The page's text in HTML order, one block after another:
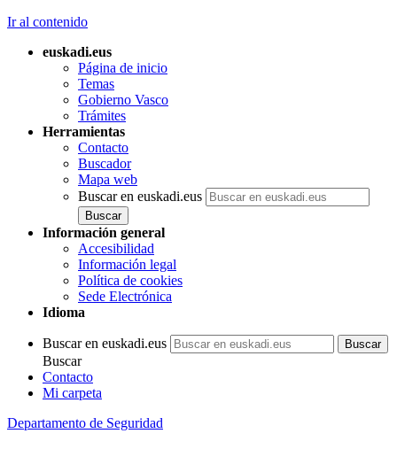
Ir al contenido
euskadi.eus
Página de inicio
Temas
Gobierno Vasco
Trámites
Herramientas
Contacto
Buscador
Mapa web
Buscar en euskadi.eus
Información general
Accesibilidad
Información legal
Política de cookies
Sede Electrónica
Idioma
Buscar en euskadi.eus
Buscar
Contacto
Mi carpeta
Departamento de Seguridad